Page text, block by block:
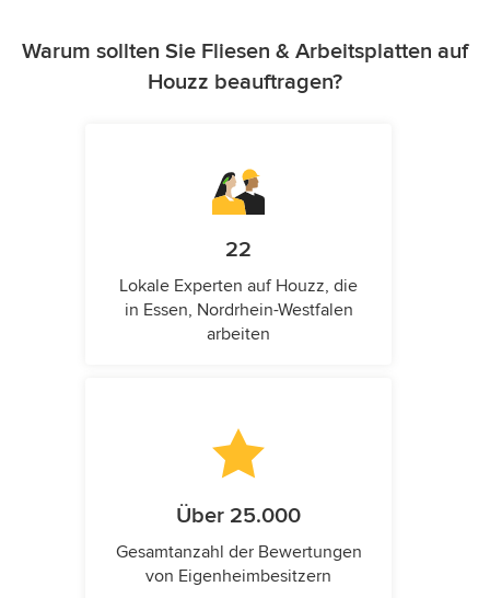
Warum sollten Sie Fliesen & Arbeitsplatten auf
Houzz beauftragen?
22
Lokale Experten auf Houzz, die
in Essen, Nordrhein-Westfalen
arbeiten
Über 25.000
Gesamtanzahl der Bewertungen
von Eigenheimbesitzern